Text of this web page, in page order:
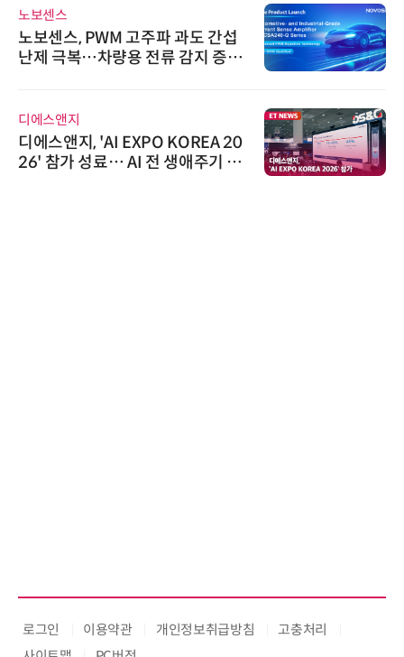
노보센스
노보센스, PWM 고주파 과도 간섭
난제 극복…차량용 전류 감지 증폭
디에스앤지
디에스앤지, 'AI EXPO KOREA 20
26' 참가 성료… AI 전 생애주기 아
로그인 이용약관 개인정보취급방침
고충처리